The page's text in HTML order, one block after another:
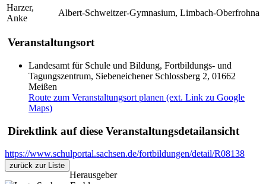
Harzer,
Anke
Albert-Schweitzer-Gymnasium, Limbach-Oberfrohna
Veranstaltungsort
Landesamt für Schule und Bildung, Fortbildungs- und
Tagungszentrum, Siebeneichener Schlossberg 2, 01662
Meißen
Route zum Veranstaltungsort planen (ext. Link zu Google
Maps)
Direktlink auf diese Veranstaltungsdetailansicht
https://www.schulportal.sachsen.de/fortbildungen/detail/R08138
zurück zur Liste
Herausgeber